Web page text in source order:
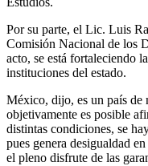
Por su parte, el Lic. Luis
Comisión Nacional de los
acto, se está fortaleciendo
instituciones del estado.
México, dijo, es un país de
objetivamente es posible
distintas condiciones, se
pues genera desigualdad
el pleno disfrute de las